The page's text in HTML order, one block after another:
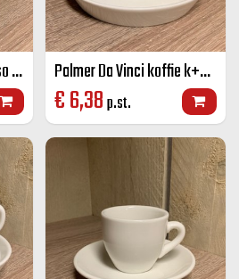
Palmer Da Vinci Espresso K+S 9 cl ivoor Palmer Da Vinci koffie k+S 16 cl ivoor
€6,38p.st.